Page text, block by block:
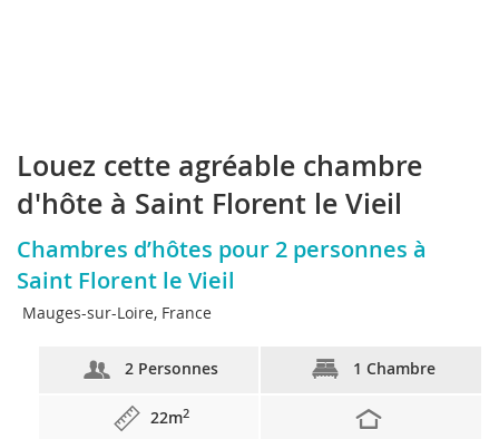
Louez cette agréable chambre
d'hôte à Saint Florent le Vieil
Chambres d’hôtes pour 2 personnes à
Saint Florent le Vieil
Mauges-sur-Loire, France
1 Chambre
2 Personnes
22m2